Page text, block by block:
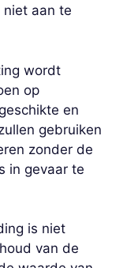
niet aan te
wordt
op
en
gebruiken
zonder de
in gevaar te
is niet
van de